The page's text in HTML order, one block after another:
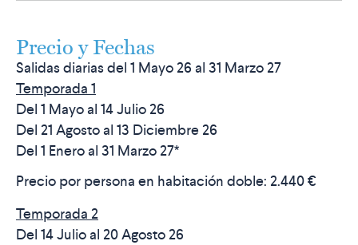
Precio y Fechas
Salidas diarias del 1 Mayo 26 al 31 Marzo 27
Temporada 1
Del 1 Mayo al 14 Julio 26
Del 21 Agosto al 13 Diciembre 26
Del 1 Enero al 31 Marzo 27*
Precio por persona en habitación doble: 2.440 €
Temporada 2
Del 14 Julio al 20 Agosto 26